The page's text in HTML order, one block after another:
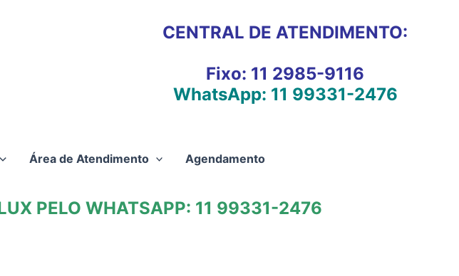
CENTRAL DE ATENDIMENTO:
Fixo: 11 2985-9116
WhatsApp: 11 99331-2476
Área de Atendimento Agendamento
PELO WHATSAPP: 11 99331-2476